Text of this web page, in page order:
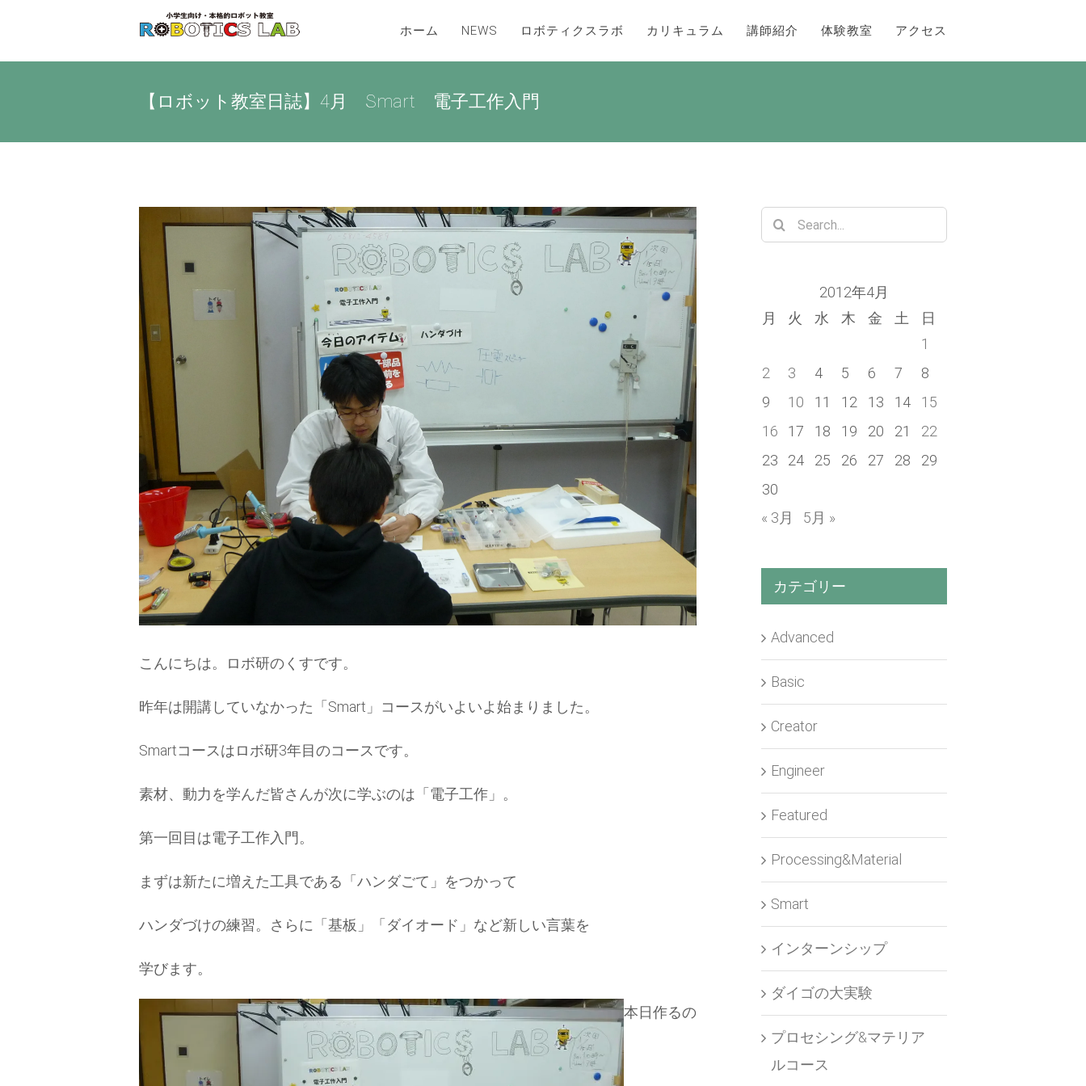
ホーム NEWS ロボティクスラボ カリキュラム 講師紹介 体験教室 アクセス
【ロボット教室日誌】4月 Smart 電子工作入門
View
Larger
Image
こんにちは。ロボ研のくすです。
昨年は開講していなかった「Smart」コースがいよいよ始まりました。
Smartコースはロボ研3年目のコースです。
素材、動力を学んだ皆さんが次に学ぶのは「電子工作」。
第一回目は電子工作入門。
まずは新たに増えた工具である「ハンダごて」をつかって
ハンダづけの練習。さらに「基板」「ダイオード」など新しい言葉を
学びます。
本日作るの
Search
for:
2012年4月
月
火 水 木 金 土
日
1
2
3 4 5 6 7
8
9
10 11 12 13 14
15
16
17 18 19 20 21
22
23
24 25 26 27 28
29
30
« 3月
5月 »
カテゴリー
Advanced
Basic
Creator
Engineer
Featured
Processing&Material
Smart
インターンシップ
ダイゴの大実験
プロセシング&マテリア
ルコース